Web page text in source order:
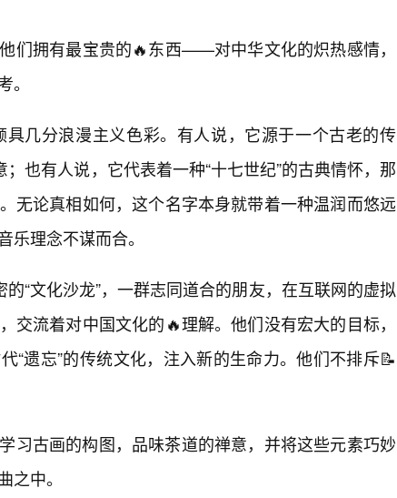
们拥有最宝贵的🔥东西——对中华文化的炽热感情，
。
具几分浪漫主义色彩。有人说，它源于一个古老的传
也有人说，它代表着一种“十七世纪”的古典情怀，那
无论真相如何，这个名字本身就带着一种温润而悠远
乐理念不谋而合。
“文化沙龙”，一群志同道合的朋友，在互联网的虚拟
交流着对中国文化的🔥理解。他们没有宏大的目标，
“遗忘”的传统文化，注入新的生命力。他们不排斥📝
习古画的构图，品味茶道的禅意，并将这些元素巧妙
之中。